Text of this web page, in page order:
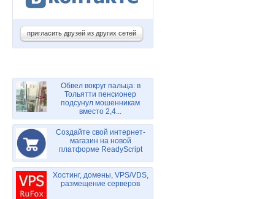
пригласить друзей из других сетей
Обвел вокруг пальца: в
Тольятти пенсионер
подсунул мошенникам
вместо 2,4...
Создайте свой интернет-
магазин на новой
платформе ReadyScript
Хостинг, домены, VPS/VDS,
размещение серверов